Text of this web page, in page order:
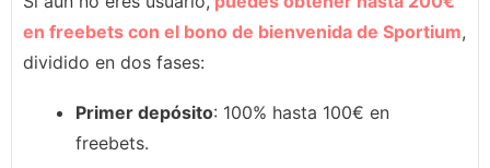
en freebets con el bono de bienvenida de Sportium,
dividido en dos fases:
Primer depósito: 100% hasta 100€ en
freebets.